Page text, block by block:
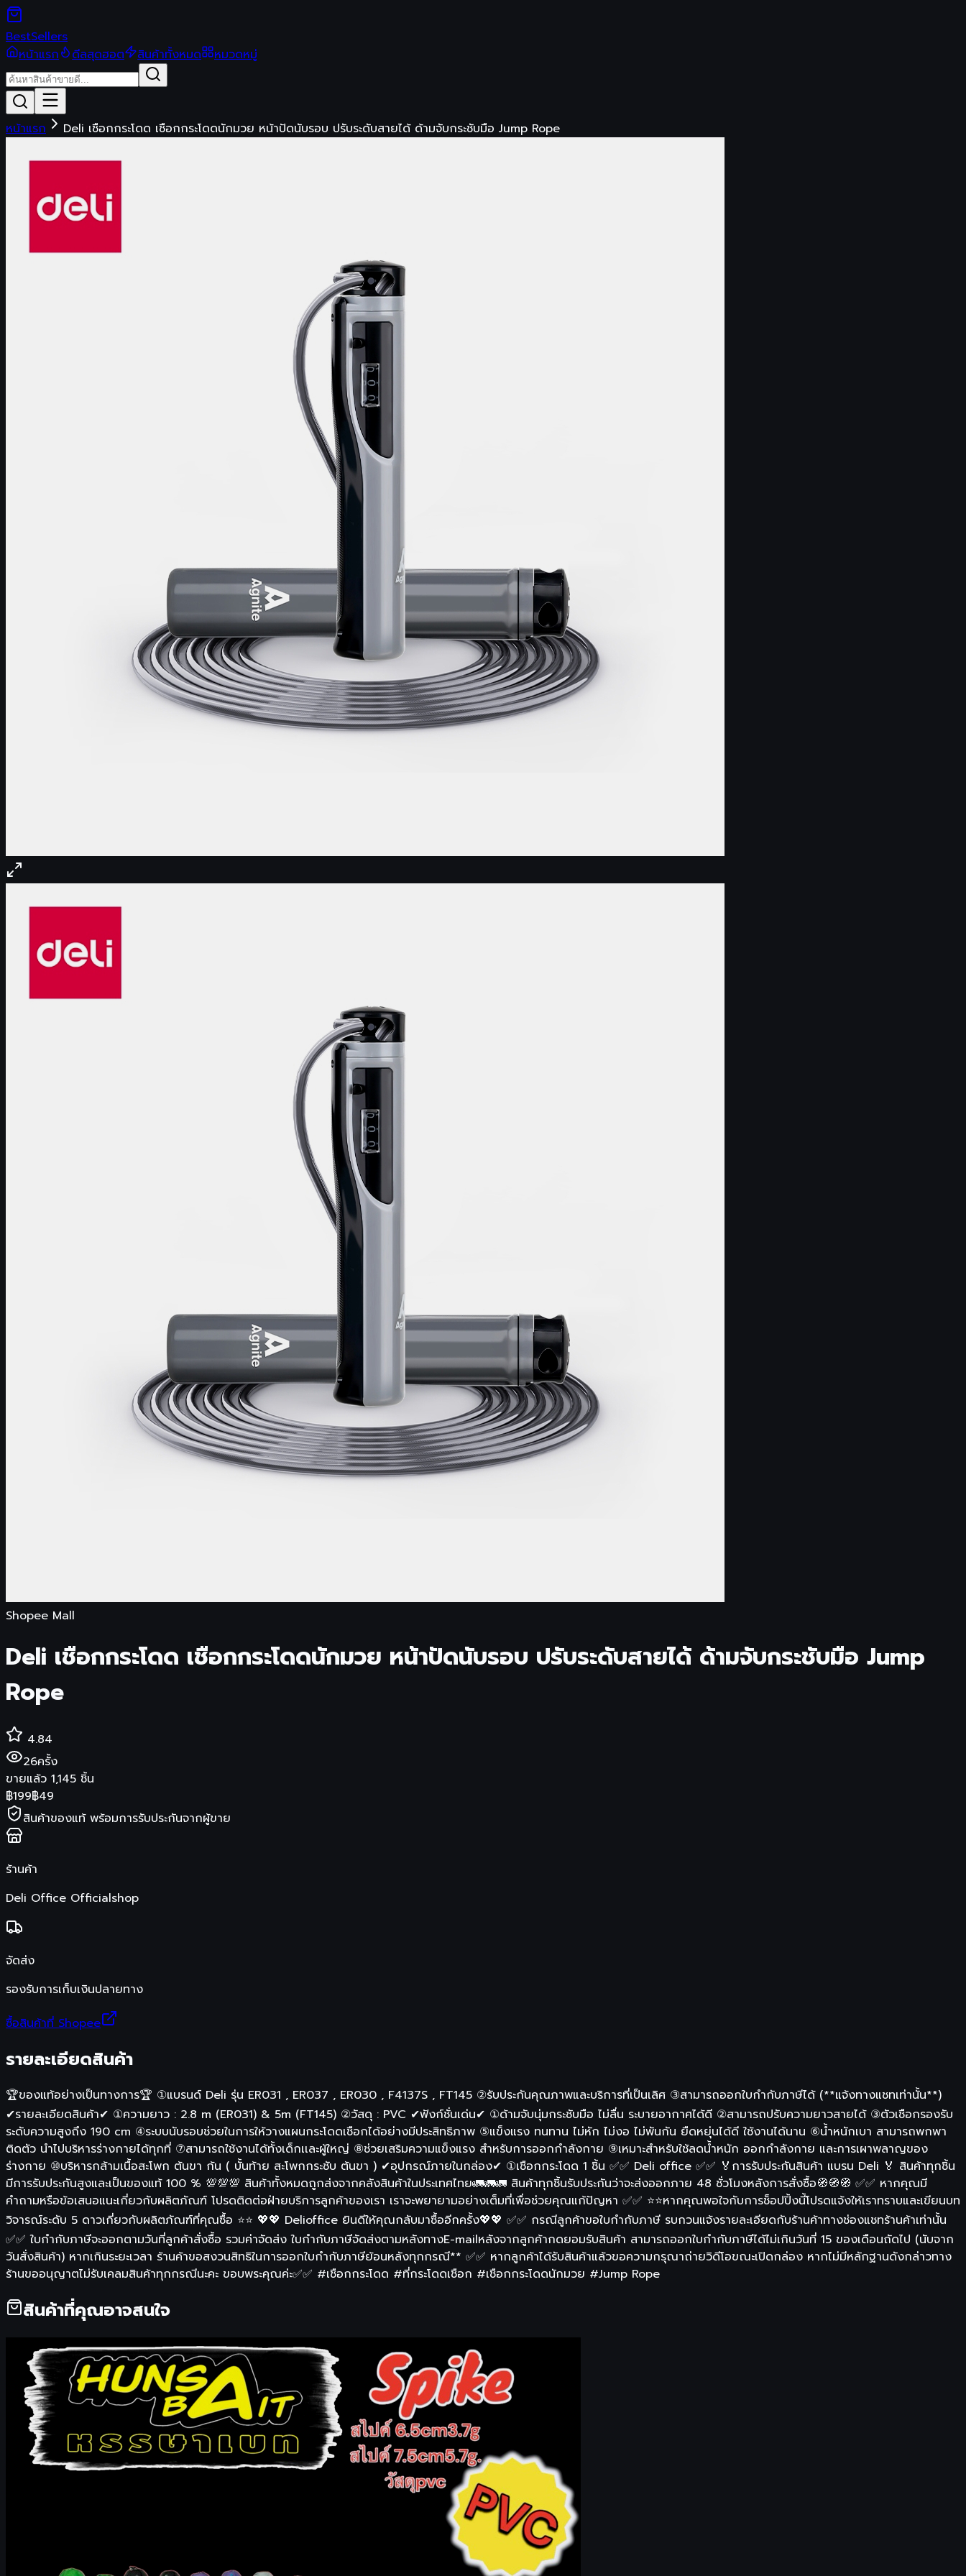
BestSellers
หน้าแรก
ดีลสุดฮอต สินค้าทั้งหมด หมวดหมู่
หน้าแรก Deli เชือกกระโดด เชือกกระโดดนักมวย หน้าปัดนับรอบ ปรับระดับสายได้ ด้ามจับกระชับมือ Jump Rope
Shopee Mall
Deli เชือกกระโดด เชือกกระโดดนักมวย หน้าปัดนับรอบ ปรับระดับสายได้ ด้ามจับกระชับมือ Jump
Rope
4.84
26ครั้ง
ขายแล้ว 1,145 ชิ้น
฿199฿49
สินค้าของแท้ พร้อมการรับประกันจากผู้ขาย
ร้านค้า
Deli Office Officialshop
จัดส่ง
รองรับการเก็บเงินปลายทาง
ซื้อสินค้าที่ Shopee
รายละเอียดสินค้า
🏆ของแท้อย่างเป็นทางการ🏆 ①แบรนด์ Deli รุ่น ER031 , ER037 , ER030 , F4137S , FT145 ②รับประกันคุณภาพและบริการที่เป็นเลิศ ③สามารถออกใบกำกับภาษีได้ (**แจ้งทางแชทเท่านั้น**)
✔รายละเอียดสินค้า✔ ①ความยาว : 2.8 m (ER031) & 5m (FT145) ②วัสดุ : PVC ✔ฟังก์ชั่นเด่น✔ ①ด้ามจับนุ่มกระชับมือ ไม่ลื่น ระบายอากาศได้ดี ②สามารถปรับความยาวสายได้ ③ตัวเชือกรองรับ
ระดับความสูงถึง 190 cm ④ระบบนับรอบช่วยในการให้วางแผนกระโดดเชือกได้อย่างมีประสิทธิภาพ ⑤แข็งแรง ทนทาน ไม่หัก ไม่งอ ไม่พันกัน ยืดหยุ่นได้ดี ใช้งานได้นาน ⑥น้ำหนักเบา สามารถพกพา
ติดตัว นำไปบริหารร่างกายได้ทุกที่ ⑦สามารถใช้งานได้ทั้งเด็กเเละผู้ใหญ่ ⑧ช่วยเสริมความแข็งแรง สำหรับการออกกำลังกาย ⑨เหมาะสำหรับใช้ลดน้ำหนัก ออกกำลังกาย และการเผาพลาญของ
ร่างกาย ⑩บริหารกล้ามเนื้อสะโพก ต้นขา ก้น ( บั้นท้าย สะโพกกระชับ ต้นขา ) ✔อุปกรณ์ภายในกล่อง✔ ①เชือกกระโดด 1 ชิ้น ✅✅ Deli office ✅✅ 🏅การรับประกันสินค้า แบรน Deli 🏅 สินค้าทุกชิ้น
มีการรับประกันสูงและเป็นของแท้ 100 % 💯💯💯 สินค้าทั้งหมดถูกส่งจากคลังสินค้าในประเทศไทย🚛🚛🚛 สินค้าทุกชิ้นรับประกันว่าจะส่งออกภาย 48 ชั่วโมงหลังการสั่งซื้อ🧭🧭🧭 ✅✅ หากคุณมี
คำถามหรือข้อเสนอแนะเกี่ยวกับผลิตภัณฑ์ โปรดติดต่อฝ่ายบริการลูกค้าของเรา เราจะพยายามอย่างเต็มที่เพื่อช่วยคุณแก้ปัญหา ✅✅ ⭐⭐หากคุณพอใจกับการช็อปปิ้งนี้โปรดแจ้งให้เราทราบและเขียนบท
วิจารณ์ระดับ 5 ดาวเกี่ยวกับผลิตภัณฑ์ที่คุณซื้อ ⭐⭐ 💖💖 Delioffice ยินดีให้คุณกลับมาซื้ออีกครั้ง💖💖 ✅✅ กรณีลูกค้าขอใบกำกับภาษี รบกวนแจ้งรายละเอียดกับร้านค้าทางช่องแชทร้านค้าเท่านั้น
✅✅ ใบกำกับภาษีจะออกตามวันที่ลูกค้าสั่งซื้อ รวมค่าจัดส่ง ใบกำกับภาษีจัดส่งตามหลังทางE-mailหลังจากลูกค้ากดยอมรับสินค้า สามารถออกใบกำกับภาษีได้ไม่เกินวันที่ 15 ของเดือนถัดไป (นับจาก
วันสั่งสินค้า) หากเกินระยะเวลา ร้านค้าขอสงวนสิทธิในการออกใบกำกับภาษีย้อนหลังทุกกรณี** ✅✅ หากลูกค้าได้รับสินค้าแล้วขอความกรุณาถ่ายวิดีโอขณะเปิดกล่อง หากไม่มีหลักฐานดังกล่าวทาง
ร้านขออนุญาตไม่รับเคลมสินค้าทุกกรณีนะคะ ขอบพระคุณค่ะ✅✅ #เชือกกระโดด #ที่กระโดดเชือก #เชือกกระโดดนักมวย #Jump Rope
สินค้าที่คุณอาจสนใจ